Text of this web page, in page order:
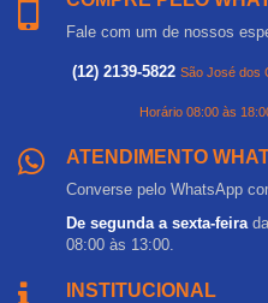
Fale com um de nossos
(12) 2139-5822 São José dos
Horário 08:00 às
ATENDIMENTO
Converse pelo WhatsApp
De segunda a sexta-feira
08:00 às 13:00.
INSTITUCIONAL